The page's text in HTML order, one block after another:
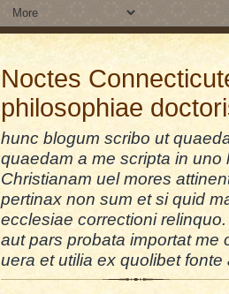
Noctes
philosophiae
hunc blogum scribo ut
quaedam a me scripta in
Christianam uel mores
pertinax non sum et si quid
ecclesiae correctioni
aut pars probata importat me
uera et utilia ex quolibet fonte